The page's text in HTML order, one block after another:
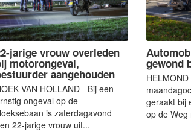
jarige vrouw overleden
motorongeval,
aangehouden
VAN HOLLAND - Bij een
ongeval op de
is zaterdagavond
22-jarige vrouw uit...
gewond
geraakt bij
op de Weg